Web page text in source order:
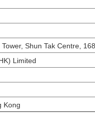
Shun Tak Centre,
Limited
Kong